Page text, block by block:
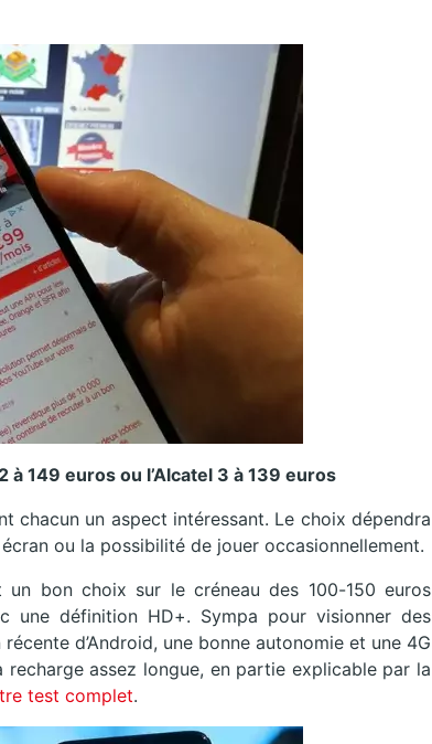
149 euros ou l’Alcatel 3 à 139 euros
chacun un aspect intéressant. Le choix dépendra
ou la possibilité de jouer occasionnellement.
bon choix sur le créneau des 100-150 euros
une définition HD+. Sympa pour visionner des
d’Android, une bonne autonomie et une 4G
assez longue, en partie explicable par la
test complet.